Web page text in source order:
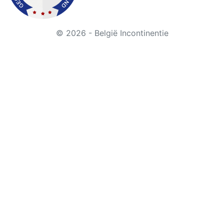
© 2026 - België Incontinentie